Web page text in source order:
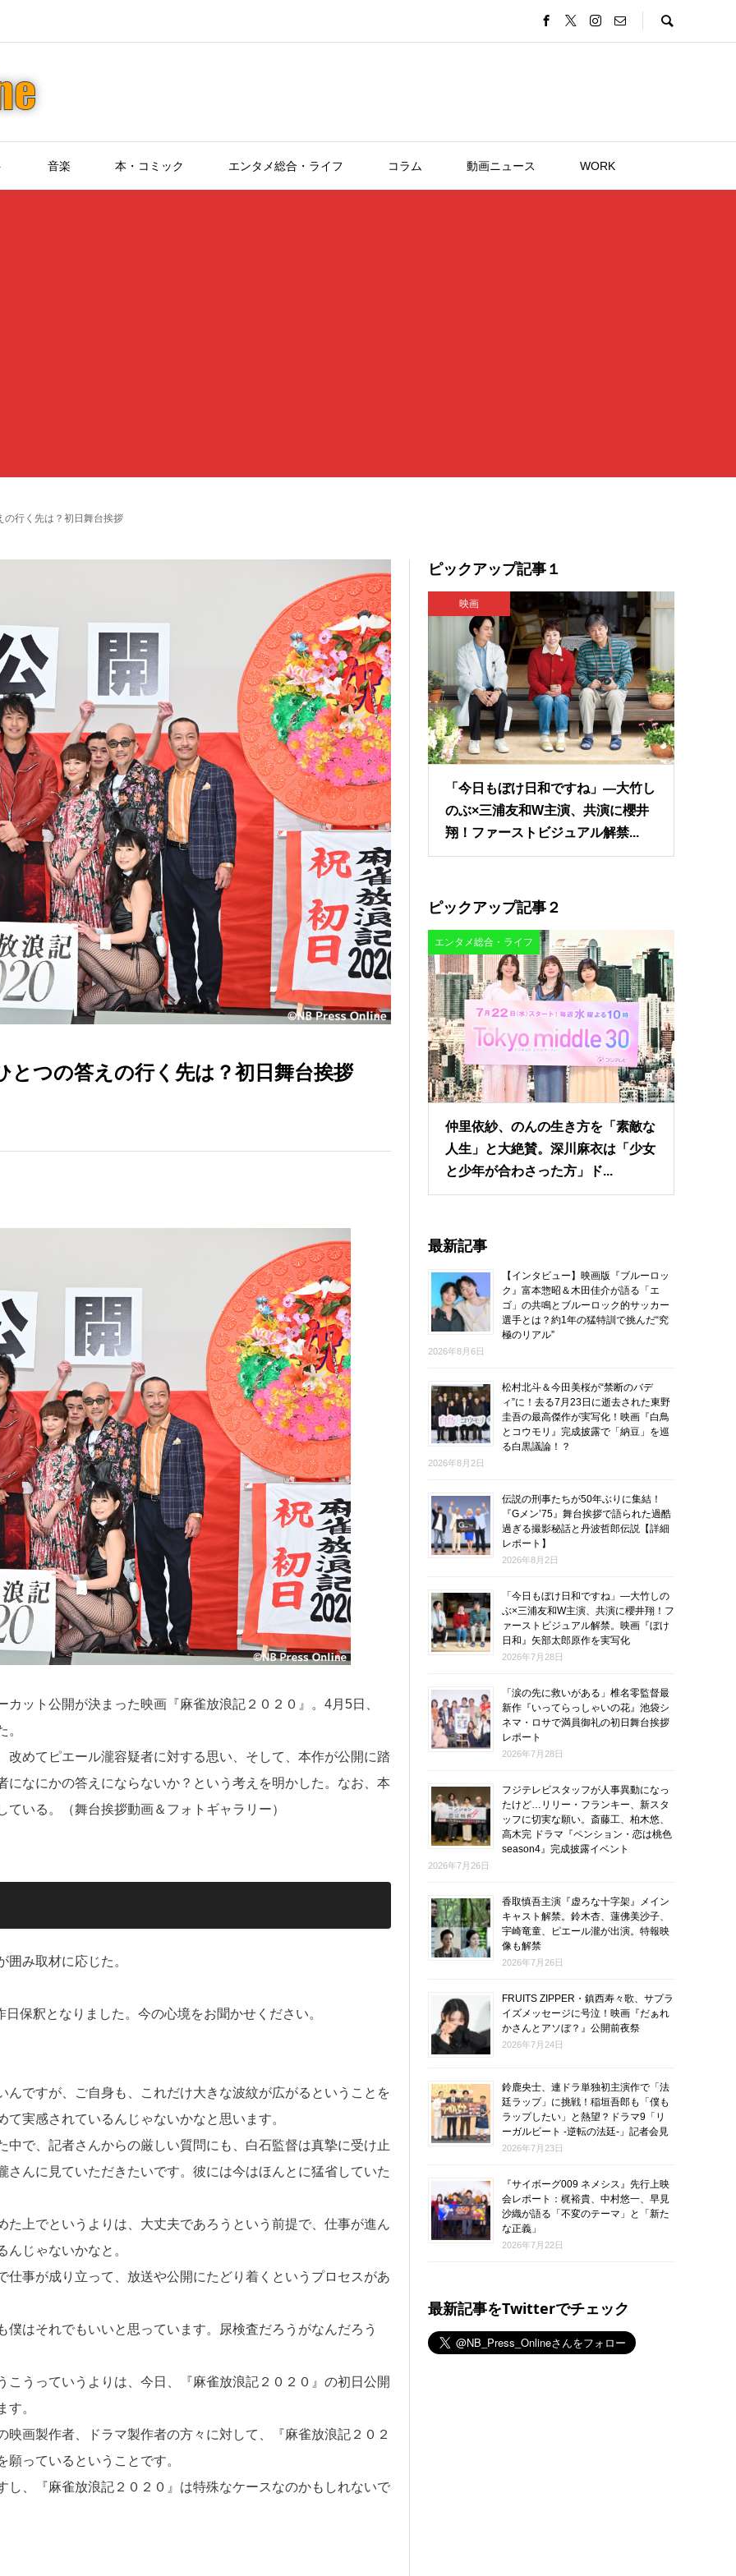
音楽 本・コミック エンタメ総合・ライフ コラム 動画ニュース WORK
の行く先は？初日舞台挨拶
とつの答えの行く先は？初日舞台挨拶
ット公開が決まった映画『麻雀放浪記２０２０』。4月5日、
めてピエール瀧容疑者に対する思い、そして、本作が公開に踏
なにかの答えにならないか？という考えを明かした。なお、本
いる。（舞台挨拶動画＆フォトギャラリー）
み取材に応じた。
保釈となりました。今の心境をお聞かせください。
ですが、ご自身も、これだけ大きな波紋が広がるということを
実感されているんじゃないかなと思います。
で、記者さんからの厳しい質問にも、白石監督は真摯に受け止
んに見ていただきたいです。彼には今はほんとに猛省していた
上でというよりは、大丈夫であろうという前提で、仕事が進ん
じゃないかなと。
事が成り立って、放送や公開にたどり着くというプロセスがあ
はそれでもいいと思っています。尿検査だろうがなんだろう
うっていうよりは、今日、『麻雀放浪記２０２０』の初日公開
。
画製作者、ドラマ製作者の方々に対して、『麻雀放浪記２０２
っているということです。
し、『麻雀放浪記２０２０』は特殊なケースなのかもしれないで
ピックアップ記事１
映画
「今日もぼけ日和ですね」―大竹し
のぶ×三浦友和W主演、共演に櫻井
翔！ファーストビジュアル解禁...
ピックアップ記事２
エンタメ総合・ライフ
仲里依紗、のんの生き方を「素敵な
人生」と大絶賛。深川麻衣は「少女
と少年が合わさった方」ド...
最新記事
【インタビュー】映画版『ブルーロッ
ク』富本惣昭＆木田佳介が語る「エ
ゴ」の共鳴とブルーロック的サッカー
選手とは？約1年の猛特訓で挑んだ“究
極のリアル”
2026年8月6日
松村北斗＆今田美桜が“禁断のバデ
ィ”に！去る7月23日に逝去された東野
圭吾の最高傑作が実写化！映画『白鳥
とコウモリ』完成披露で「納豆」を巡
る白黒議論！？
2026年8月2日
伝説の刑事たちが50年ぶりに集結！
『Gメン’75』舞台挨拶で語られた過酷
過ぎる撮影秘話と丹波哲郎伝説【詳細
レポート】
2026年8月2日
「今日もぼけ日和ですね」―大竹しの
ぶ×三浦友和W主演、共演に櫻井翔！フ
ァーストビジュアル解禁。映画『ぼけ
日和』矢部太郎原作を実写化
2026年7月28日
「涙の先に救いがある」椎名零監督最
新作『いってらっしゃいの花』池袋シ
ネマ・ロサで満員御礼の初日舞台挨拶
レポート
2026年7月28日
フジテレビスタッフが人事異動になっ
たけど…リリー・フランキー、新スタ
ッフに切実な願い。斎藤工、柏木悠、
高木完 ドラマ『ペンション・恋は桃色
season4』完成披露イベント
2026年7月26日
香取慎吾主演『虚ろな十字架』メイン
キャスト解禁。鈴木杏、蓮佛美沙子、
宇崎竜童、ピエール瀧が出演。特報映
像も解禁
2026年7月26日
FRUITS ZIPPER・鎮西寿々歌、サプラ
イズメッセージに号泣！映画『だぁれ
かさんとアソぼ？』公開前夜祭
2026年7月24日
鈴鹿央士、連ドラ単独初主演作で「法
廷ラップ」に挑戦！稲垣吾郎も「僕も
ラップしたい」と熱望？ドラマ9「リ
ーガルビート -逆転の法廷-」記者会見
2026年7月23日
『サイボーグ009 ネメシス』先行上映
会レポート：梶裕貴、中村悠一、早見
沙織が語る「不変のテーマ」と「新た
な正義」
2026年7月22日
最新記事をTwitterでチェック